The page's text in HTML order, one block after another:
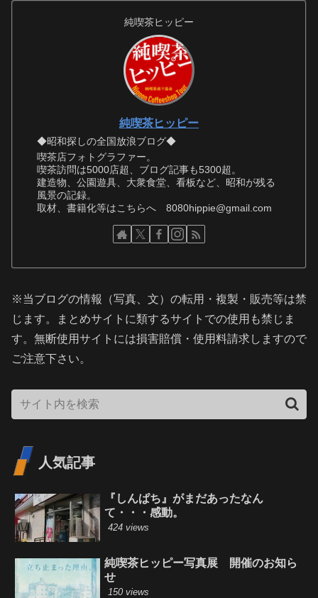
純喫茶ヒッピー
純喫茶ヒッピー
◆昭和探しの全国放浪ブログ◆
喫茶店フォトグラファー。
喫茶訪問は5000店超、ブログ記事も5300超。
建造物、公園遊具、大衆食堂、看板など、昭和が残る
風景の記録。
取材、書籍化等はこちらへ 8080hippie@gmail.com
※当ブログの情報（写真、文）の転用・複製・販売等は禁
じます。まとめサイトに類するサイトでの使用も禁じま
す。無断使用サイトには損害賠償・使用料請求しますので
ご注意下さい。
人気記事
『しんぱち』がまだあったなん
て・・・感動。
424 views
純喫茶ヒッピー写真展 開催のお知ら
せ
150 views